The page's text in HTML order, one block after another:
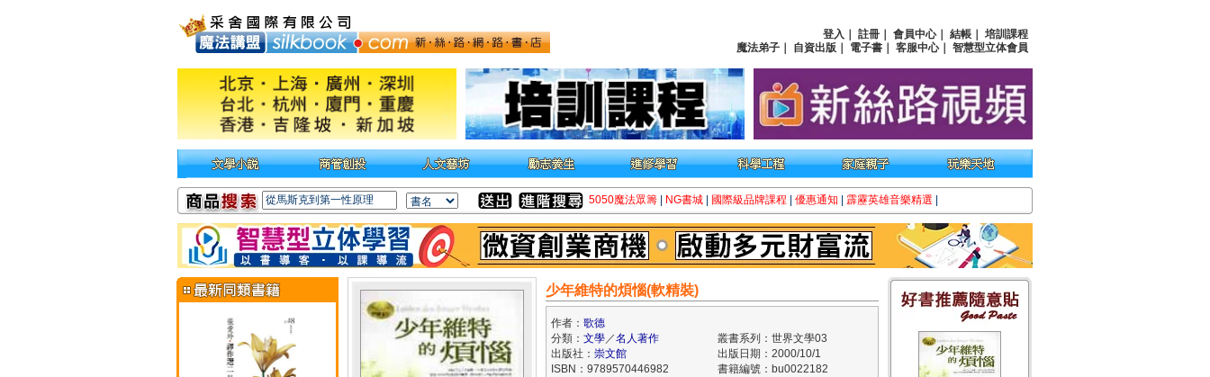
登入 註冊 會員中心｜ 結帳
培訓課程
魔法弟子
自資出版 電子書 客服中心｜ 智慧型立体會員
5050魔法眾籌 NG書城 國際級品牌課程 優惠通知 霹靂英雄音樂精選
少年維特的煩惱(軟精裝)
作者： 歌德
分類： 文學／名人著作
叢書系列：世界文學03
出版社： 崇文館
出版日期：2000/10/1
ISBN：9789570446982
書籍編號：bu0022182